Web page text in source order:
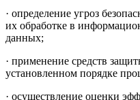
· определение угроз
их обработке в
данных;
· применение средств
установленном порядке
· осуществление оценки